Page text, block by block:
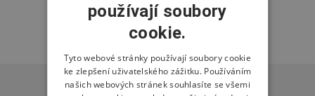
používají soubory
cookie.
Tyto webové stránky používají soubory cookie
ke zlepšení uživatelského zážitku. Používáním
našich webových stránek souhlasíte se všemi